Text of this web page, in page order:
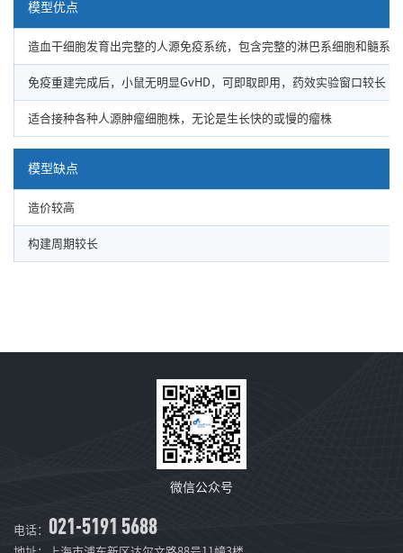
模型优点
造血干细胞发育出完整的人源免疫系统，包含完整的淋巴系细胞和髓系
免疫重建完成后，小鼠无明显GvHD，可即取即用，药效实验窗口较长
适合接种各种人源肿瘤细胞株，无论是生长快的或慢的瘤株
模型缺点
造价较高
构建周期较长
微信公众号
电话： 021-5191 5688